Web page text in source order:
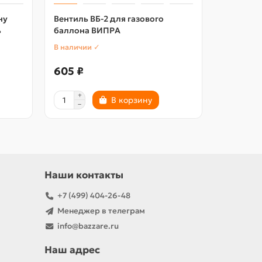
Вентиль ВБ-2 для газового
баллона ВИПРА
В наличии ✓
605 ₽
В корзину
Наши контакты
+7 (499) 404-26-48
Менеджер в телеграм
info@bazzare.ru
Наш адрес